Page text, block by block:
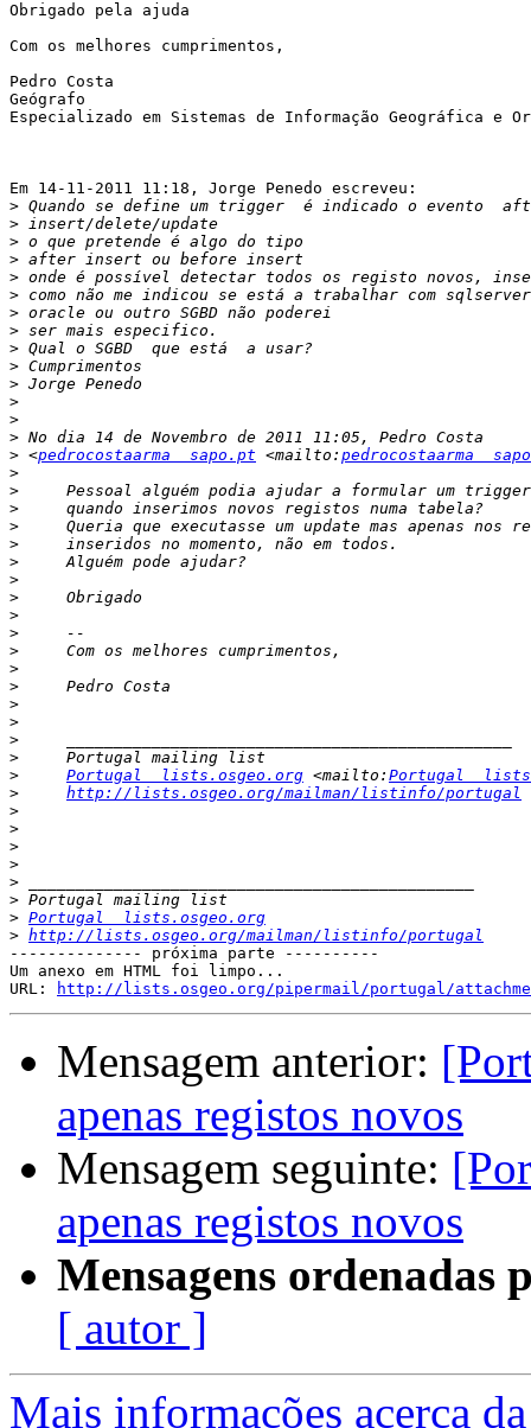
Obrigado pela ajuda
Com os melhores cumprimentos,
Pedro Costa
Geógrafo
Especializado em Sistemas de Informação Geográfica e
Em 14-11-2011 11:18, Jorge Penedo escreveu:
>
>
>
>
>
>
>
>
>
>
>
>
>
>
> <pedrocostaarma  sapo.pt <mailto: pedrocostaarma
>
>
>
>
>
>
>
>
>
>
>
>
>
>
>
>
>
>
Portugal  lists.osgeo.org <mailto: Portugal
>
http://lists.osgeo.org/mailman/listinfo/portugal
>
>
>
>
>
>
> Portugal  lists.osgeo.org
> http://lists.osgeo.org/mailman/listinfo/portugal
-------------- próxima parte ----------
Um anexo em HTML foi limpo...
URL:
http://lists.osgeo.org/pipermail/portugal/
Mensagem anterior:
apenas registos novos
Mensagem seguinte:
apenas registos novos
Mensagens ordenadas
[ autor ]
Mais informações acerca